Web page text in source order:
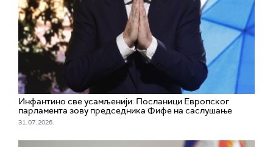
Инфантино све усамљенији: Посланици Европског
парламента зову председника Фифе на саслушање
31. 07. 2026.